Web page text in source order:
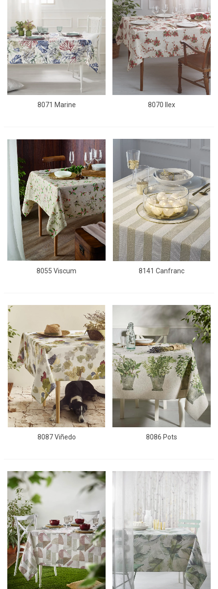
8071 Marine 8070 Ilex
8055 Viscum 8141 Canfranc
8087 Viñedo 8086 Pots